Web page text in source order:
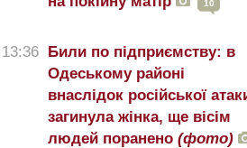
10
13:36 Били по підприємству: в
Одеському районі
внаслідок російської
загинула жінка, ще вісім
людей поранено (фото)